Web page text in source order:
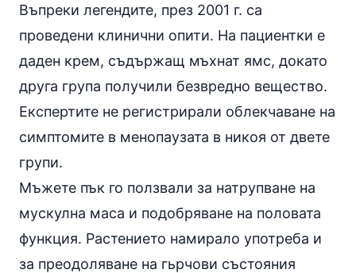
Въпреки легендите, през 2001 г. са
проведени клинични опити. На пациентки е
даден крем, съдържащ мъхнат ямс, докато
друга група получили безвредно вещество.
Експертите не регистрирали облекчаване на
симптомите в менопаузата в никоя от двете
групи.
Мъжете пък го ползвали за натрупване на
мускулна маса и подобряване на половата
функция. Растението намирало употреба и
за преодоляване на гьрчови състояния